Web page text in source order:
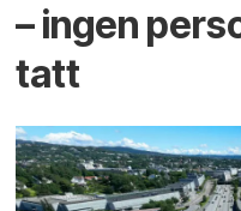
– ingen
tatt